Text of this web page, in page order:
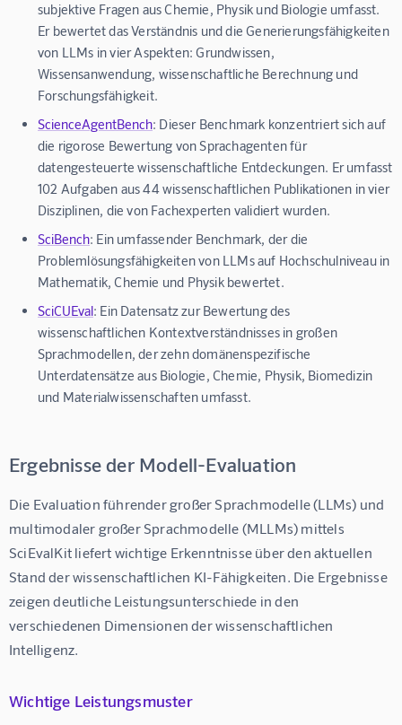
subjektive Fragen aus Chemie, Physik und Biologie umfasst.
Er bewertet das Verständnis und die Generierungsfähigkeiten
von LLMs in vier Aspekten: Grundwissen,
Wissensanwendung, wissenschaftliche Berechnung und
Forschungsfähigkeit.
ScienceAgentBench: Dieser Benchmark konzentriert sich auf
die rigorose Bewertung von Sprachagenten für
datengesteuerte wissenschaftliche Entdeckungen. Er umfasst
102 Aufgaben aus 44 wissenschaftlichen Publikationen in vier
Disziplinen, die von Fachexperten validiert wurden.
SciBench: Ein umfassender Benchmark, der die
Problemlösungsfähigkeiten von LLMs auf Hochschulniveau in
Mathematik, Chemie und Physik bewertet.
SciCUEval: Ein Datensatz zur Bewertung des
wissenschaftlichen Kontextverständnisses in großen
Sprachmodellen, der zehn domänenspezifische
Unterdatensätze aus Biologie, Chemie, Physik, Biomedizin
und Materialwissenschaften umfasst.
Ergebnisse der Modell-Evaluation
Die Evaluation führender großer Sprachmodelle (LLMs) und
multimodaler großer Sprachmodelle (MLLMs) mittels
SciEvalKit liefert wichtige Erkenntnisse über den aktuellen
Stand der wissenschaftlichen KI-Fähigkeiten. Die Ergebnisse
zeigen deutliche Leistungsunterschiede in den
verschiedenen Dimensionen der wissenschaftlichen
Intelligenz.
Wichtige Leistungsmuster